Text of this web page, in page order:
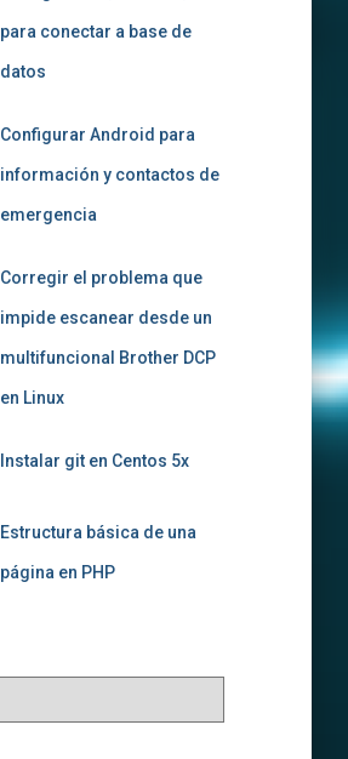
para conectar a base de
datos
Configurar Android para
información y contactos de
emergencia
Corregir el problema que
impide escanear desde un
multifuncional Brother DCP
en Linux
Instalar git en Centos 5x
Estructura básica de una
página en PHP